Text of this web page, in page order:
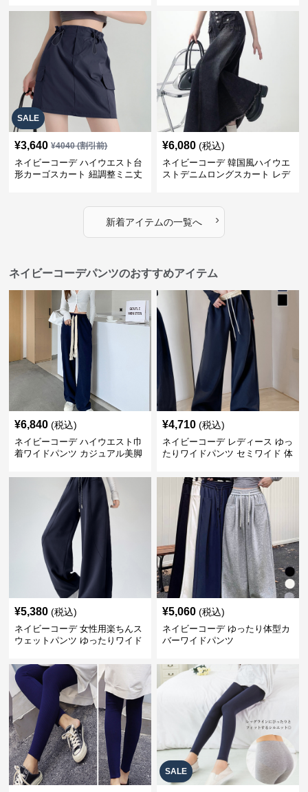
SALE
¥3,640 ¥4040(割引前)
ネイビーコーデ ハイウエスト台
形カーゴスカート 紐調整ミニ丈
¥6,080 (税込)
ネイビーコーデ 韓国風ハイウエ
ストデニムロングスカート レデ
新着アイテムの一覧へ ›
ネイビーコーデパンツのおすすめアイテム
¥6,840 (税込)
ネイビーコーデ ハイウエスト巾
着ワイドパンツ カジュアル美脚
¥4,710 (税込)
ネイビーコーデ レディース ゆっ
たりワイドパンツ セミワイド 体
¥5,380 (税込)
ネイビーコーデ 女性用楽ちんス
ウェットパンツ ゆったりワイド
¥5,060 (税込)
ネイビーコーデ ゆったり体型カ
バーワイドパンツ
SALE